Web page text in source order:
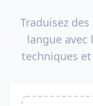
Traduisez
langue avec
techniques